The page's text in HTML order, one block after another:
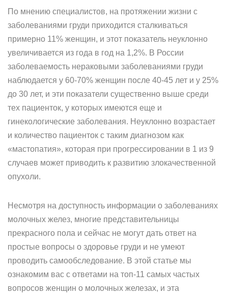
По мнению специалистов, на протяжении жизни с
заболеваниями груди приходится сталкиваться
примерно 11% женщин, и этот показатель неуклонно
увеличивается из года в год на 1,2%. В России
заболеваемость нераковыми заболеваниями груди
наблюдается у 60-70% женщин после 40-45 лет и у 25%
до 30 лет, и эти показатели существенно выше среди
тех пациенток, у которых имеются еще и
гинекологические заболевания. Неуклонно возрастает
и количество пациенток с таким диагнозом как
«мастопатия», которая при прогрессировании в 1 из 9
случаев может приводить к развитию злокачественной
опухоли.
Несмотря на доступность информации о заболеваниях
молочных желез, многие представительницы
прекрасного пола и сейчас не могут дать ответ на
простые вопросы о здоровье груди и не умеют
проводить самообследование. В этой статье мы
ознакомим вас с ответами на топ-11 самых частых
вопросов женщин о молочных железах, и эта